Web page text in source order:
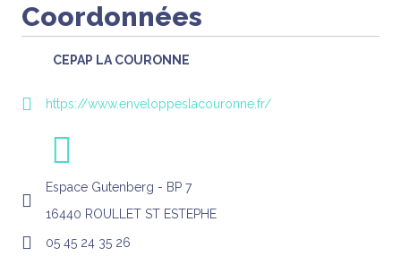
Coordonnées
CEPAP LA COURONNE
https://www.enveloppeslacouronne.fr/
Espace Gutenberg - BP 7
16440 ROULLET ST ESTEPHE
05 45 24 35 26